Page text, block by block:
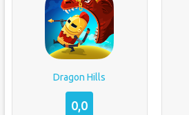
Dragon Hills
0,0